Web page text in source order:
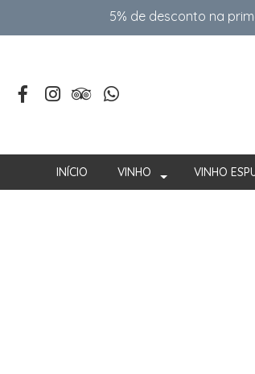
5% de desconto na
INÍCIO VINHO VINHO